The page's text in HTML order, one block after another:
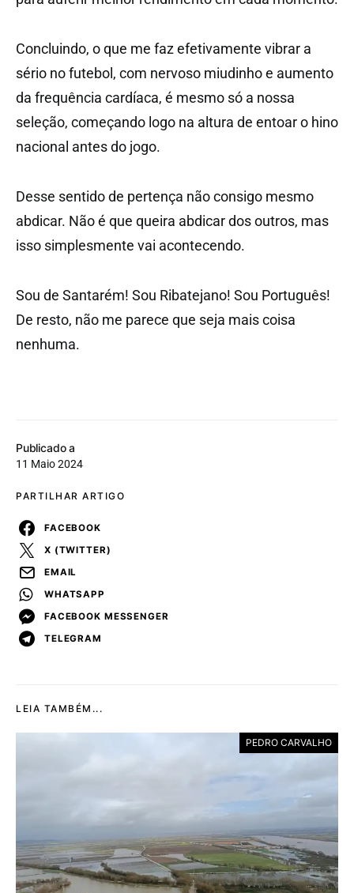
Publicado a
11 Maio 2024
PARTILHAR ARTIGO
FACEBOOK
X (TWITTER)
EMAIL
WHATSAPP
FACEBOOK MESSENGER
TELEGRAM
Concluindo, o que me faz efetivamente vibrar a
sério no futebol, com nervoso miudinho e aumento
da frequência cardíaca, é mesmo só a nossa
seleção, começando logo na altura de entoar o hino
nacional antes do jogo.
Desse sentido de pertença não consigo mesmo
abdicar. Não é que queira abdicar dos outros, mas
isso simplesmente vai acontecendo.
Sou de Santarém! Sou Ribatejano! Sou Português!
De resto, não me parece que seja mais coisa
nenhuma.
LEIA TAMBÉM...
PEDRO CARVALHO